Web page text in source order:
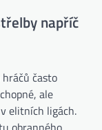
napříč
často
ale
elitních ligách.